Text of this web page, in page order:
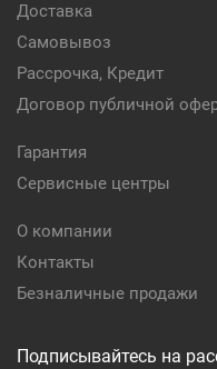
Доставка
Самовывоз
Рассрочка, Кредит
Договор публичной
Гарантия
Сервисные центры
О компании
Контакты
Безналичные продажи
Подписывайтесь на